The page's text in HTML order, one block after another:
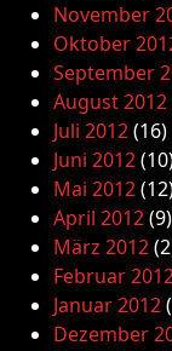
November
Oktober
September
August 2012
Juli 2012(16)
Juni 2012
Mai 2012
April 2012(9)
März 2012
Februar
Januar 2012
Dezember